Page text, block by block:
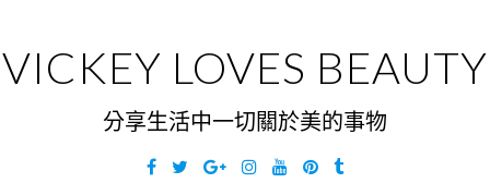
content
VICKEY LOVES BEAUTY
分享生活中一切關於美的事物
Facebook
TwitterGoogleInstagramYouTubePinterest
Tumblr